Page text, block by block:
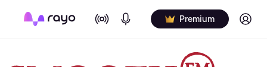
On Air Podcasts Premium Log in